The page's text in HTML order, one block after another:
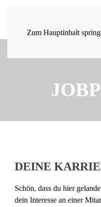
Zum Hauptinhalt
DEINE
Schön, dass du hier
dein Interesse an einer